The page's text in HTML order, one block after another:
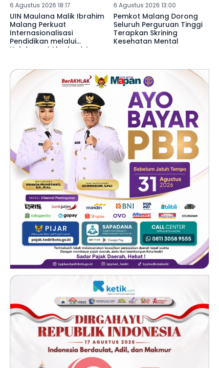
6 Agustus 2026 18:17
UIN Maulana Malik Ibrahim
Malang Perkuat
Internasionalisasi
Pendidikan melalui
Kolaborasi Akademisi
6 Agustus 2026 13:00
Pemkot Malang Dorong
Seluruh Perguruan Tinggi
Terapkan Skrining
Kesehatan Mental